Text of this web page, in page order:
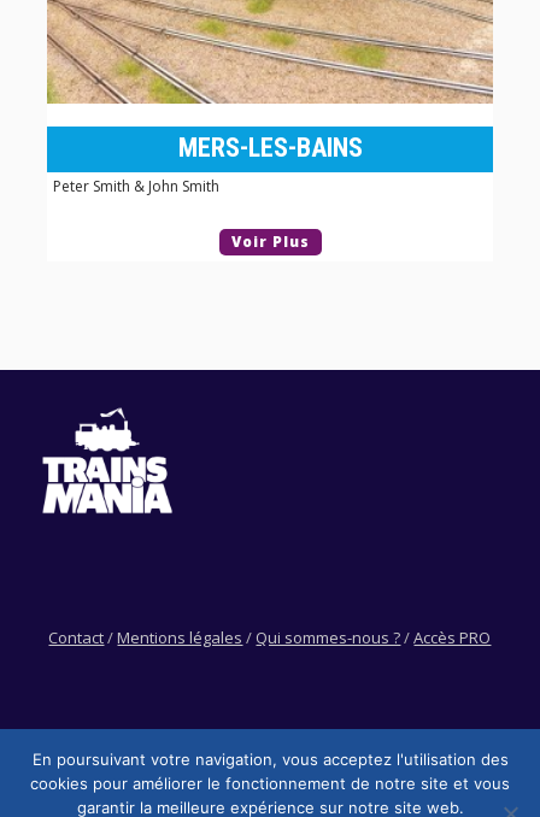
MERS-LES-BAINS
Peter Smith & John Smith
Voir Plus
Contact/Mentions légales / Qui sommes-nous ?/Accès PRO
En poursuivant votre navigation, vous acceptez l'utilisation des
cookies pour améliorer le fonctionnement de notre site et vous
garantir la meilleure expérience sur notre site web.